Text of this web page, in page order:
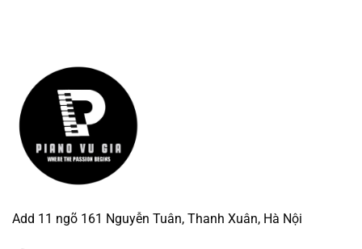
Add 11 ngõ 161 Nguyễn Tuân, Thanh Xuân, Hà Nội